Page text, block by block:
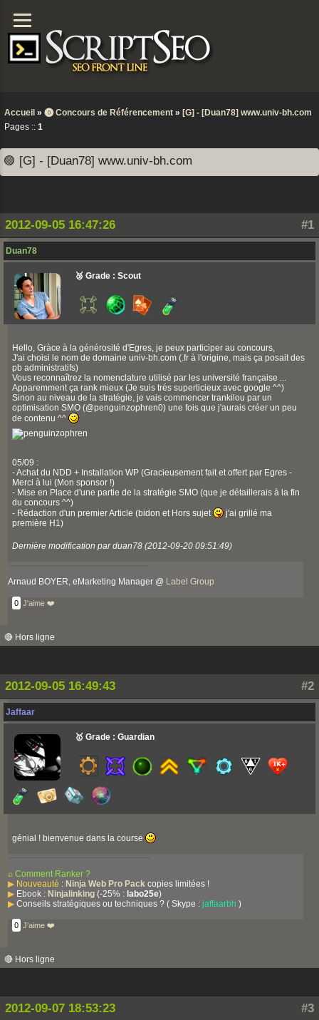
Accueil » ⓿ Concours de Référencement » [G] - [Duan78] www.univ-bh.com
Pages :: 1
🟣 [G] - [Duan78] www.univ-bh.com
#1
2012-09-05 16:47:26
Duan78
🥉 Grade : Scout
Hello, Gràce à la générosité d'Egres, je peux participer au concours,
J'ai choisi le nom de domaine univ-bh.com (.fr à l'origine, mais ça posait des
pb administratifs)
Vous reconnaîtrez la nomenclature utilisé par les université française ...
Apparemment ça rank mieux (Je suis trés superticieux avec google ^^)
Sinon au niveau de la stratégie, je vais commencer trankilou par un
optimisation SMO (@penguinzophren0) une fois que j'aurais créer un peu
de contenu ^^
05/09 :
- Achat du NDD + Installation WP (Gracieusement fait et offert par Egres -
Merci à lui (Mon sponsor !)
- Mise en Place d'une partie de la stratégie SMO (que je détaillerais à la fin
du concours ^^)
- Rédaction d'un premier Article (bidon et Hors sujet
j'ai grillé ma
première H1)
Dernière modification par duan78 (2012-09-20 09:51:49)
Arnaud BOYER, eMarketing Manager @ Label Group
0 J'aime ❤️
🔴 Hors ligne
#2
2012-09-05 16:49:43
Jaffaar
🥇 Grade : Guardian
génial ! bienvenue dans la course
⌕ Comment Ranker ?
▶ Nouveauté : Ninja Web Pro Pack copies limitées !
▶ Ebook : Ninjalinking (-25% : labo25e)
▶ Conseils stratégiques ou techniques ? ( Skype : jaffaarbh )
0 J'aime ❤️
🔴 Hors ligne
#3
2012-09-07 18:53:23